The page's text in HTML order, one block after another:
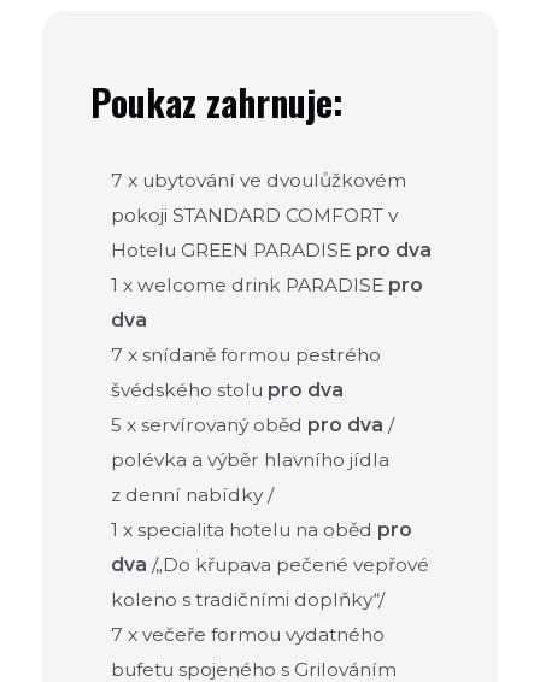
Poukaz zahrnuje:
7 x ubytování ve dvoulůžkovém
pokoji STANDARD COMFORT v
Hotelu GREEN PARADISE pro dva
1 x welcome drink PARADISE pro
dva
7 x snídaně formou pestrého
švédského stolu pro dva
5 x servírovaný oběd pro dva /
polévka a výběr hlavního jídla
z denní nabídky /
1 x specialita hotelu na oběd pro
dva /„Do křupava pečené vepřové
koleno s tradičními doplňky“/
7 x večeře formou vydatného
bufetu spojeného s Grilováním